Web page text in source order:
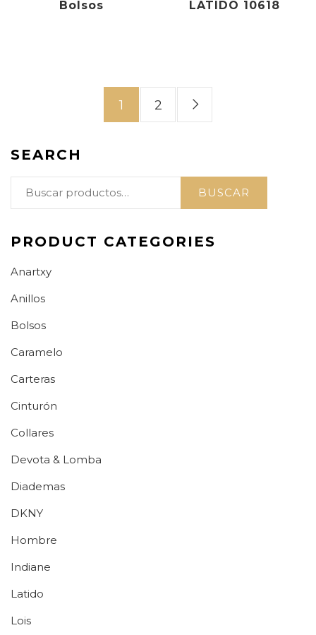
Bolsos LATIDO 10618
1 2
SEARCH
Buscar
BUSCAR
PRODUCT CATEGORIES
Anartxy
Anillos
Bolsos
Caramelo
Carteras
Cinturón
Collares
Devota & Lomba
Diademas
DKNY
Hombre
Indiane
Latido
Lois